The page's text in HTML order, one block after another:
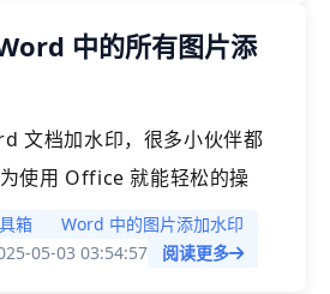
现。 中的所有图片添
文档加水印，很多小伙伴都
使用 Office 就能轻松的操
三方的工具可以帮我们实现。
中的每一张图片都添加上水
箱
Word 中的图片添加水印
05-03 03:54:57
阅读更多